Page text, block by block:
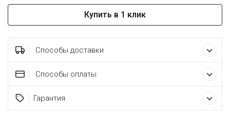
Купить в 1 клик
Способы доставки
Способы оплаты
Гарантия